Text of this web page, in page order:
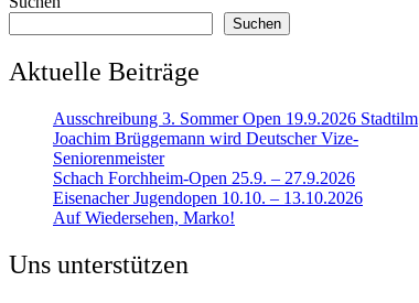
Suchen
Aktuelle Beiträge
Ausschreibung 3. Sommer Open 19.9.2026 Stadtilm
Joachim Brüggemann wird Deutscher Vize-
Seniorenmeister
Schach Forchheim-Open 25.9. – 27.9.2026
Eisenacher Jugendopen 10.10. – 13.10.2026
Auf Wiedersehen, Marko!
Uns unterstützen